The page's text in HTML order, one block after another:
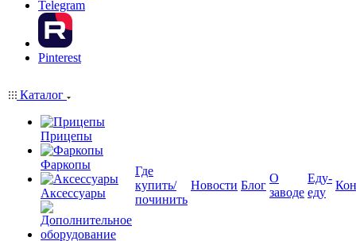
Telegram
Pinterest
Каталог
Прицепы
Фаркопы
Аксессуары
Где
купить/
починить
Новости Блог
О
заводе
Еду-
еду